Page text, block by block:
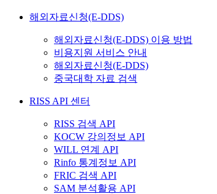
해외자료신청(E-DDS)
해외자료신청(E-DDS) 이용 방법
비용지원 서비스 안내
해외자료신청(E-DDS)
중국대학 자료 검색
RISS API 센터
RISS 검색 API
KOCW 강의정보 API
WILL 연계 API
Rinfo 통계정보 API
FRIC 검색 API
SAM 분석활용 API